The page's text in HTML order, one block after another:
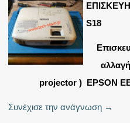
ΕΠΙΣΚΕΥΗ
S18
projector ) EPSON
Συνέχισε την ανάγνωση →